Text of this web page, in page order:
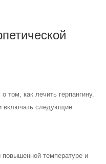
том, как лечить герпангину.
включать следующие
температуре и